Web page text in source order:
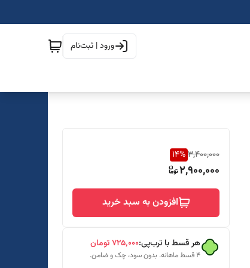
ورود | ثبت‌نام
3,400,000
14%
2,900,000
افزودن به سبد خرید
هر قسط با ترب‌پی:۷۲۵٬۰۰۰تومان
۴ قسط ماهانه. بدون سود، چک و ضامن.